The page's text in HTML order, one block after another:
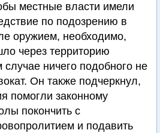
местные власти имели
по подозрению в
оружием, необходимо,
через территорию
ничего подобного не
Он также подчеркнул,
помогли законному
покончить с
и подавить